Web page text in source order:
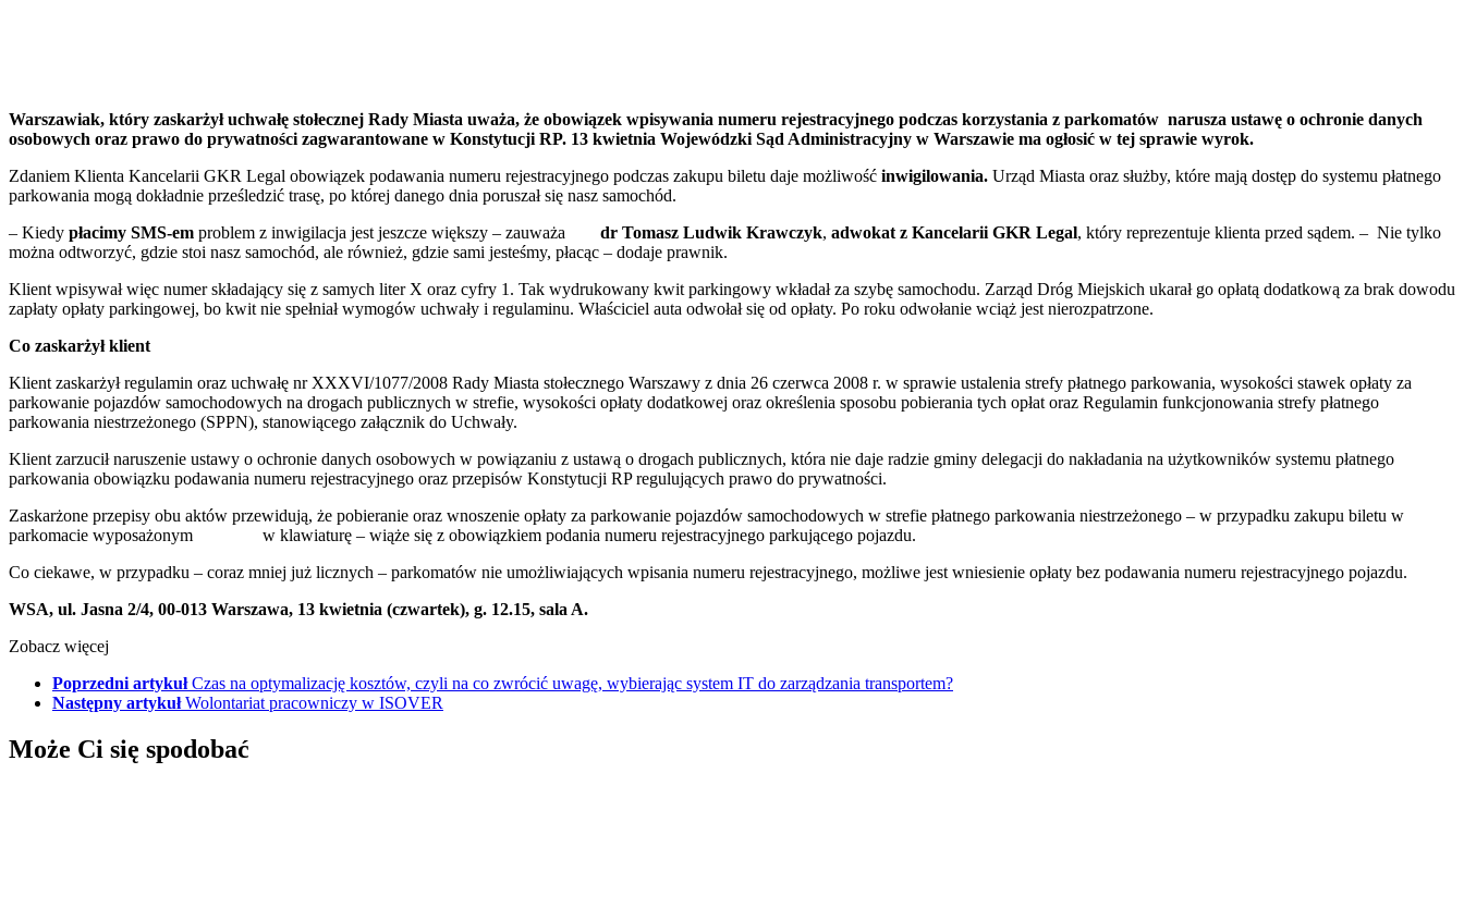
Warszawiak, który zaskarżył uchwałę stołecznej Rady Miasta uważa, że obowiązek wpisywania numeru rejestracyjnego podczas korzystania z parkomatów narusza ustawę o ochronie danych
osobowych oraz prawo do prywatności zagwarantowane w Konstytucji RP. 13 kwietnia Wojewódzki Sąd Administracyjny w Warszawie ma ogłosić w tej sprawie wyrok.
Zdaniem Klienta Kancelarii GKR Legal obowiązek podawania numeru rejestracyjnego podczas zakupu biletu daje możliwość inwigilowania. Urząd Miasta oraz służby, które mają dostęp do systemu płatnego
parkowania mogą dokładnie prześledzić trasę, po której danego dnia poruszał się nasz samochód.
– Kiedy płacimy SMS-em problem z inwigilacja jest jeszcze większy – zauważa dr Tomasz Ludwik Krawczyk, adwokat z Kancelarii GKR Legal, który reprezentuje klienta przed sądem. – Nie tylko
można odtworzyć, gdzie stoi nasz samochód, ale również, gdzie sami jesteśmy, płacąc – dodaje prawnik.
Klient wpisywał więc numer składający się z samych liter X oraz cyfry 1. Tak wydrukowany kwit parkingowy wkładał za szybę samochodu. Zarząd Dróg Miejskich ukarał go opłatą dodatkową za brak dowodu
zapłaty opłaty parkingowej, bo kwit nie spełniał wymogów uchwały i regulaminu. Właściciel auta odwołał się od opłaty. Po roku odwołanie wciąż jest nierozpatrzone.
Co zaskarżył klient
Klient zaskarżył regulamin oraz uchwałę nr XXXVI/1077/2008 Rady Miasta stołecznego Warszawy z dnia 26 czerwca 2008 r. w sprawie ustalenia strefy płatnego parkowania, wysokości stawek opłaty za
parkowanie pojazdów samochodowych na drogach publicznych w strefie, wysokości opłaty dodatkowej oraz określenia sposobu pobierania tych opłat oraz Regulamin funkcjonowania strefy płatnego
parkowania niestrzeżonego (SPPN), stanowiącego załącznik do Uchwały.
Klient zarzucił naruszenie ustawy o ochronie danych osobowych w powiązaniu z ustawą o drogach publicznych, która nie daje radzie gminy delegacji do nakładania na użytkowników systemu płatnego
parkowania obowiązku podawania numeru rejestracyjnego oraz przepisów Konstytucji RP regulujących prawo do prywatności.
Zaskarżone przepisy obu aktów przewidują, że pobieranie oraz wnoszenie opłaty za parkowanie pojazdów samochodowych w strefie płatnego parkowania niestrzeżonego – w przypadku zakupu biletu w
parkomacie wyposażonym w klawiaturę – wiąże się z obowiązkiem podania numeru rejestracyjnego parkującego pojazdu.
Co ciekawe, w przypadku – coraz mniej już licznych – parkomatów nie umożliwiających wpisania numeru rejestracyjnego, możliwe jest wniesienie opłaty bez podawania numeru rejestracyjnego pojazdu.
WSA, ul. Jasna 2/4, 00-013 Warszawa, 13 kwietnia (czwartek), g. 12.15, sala A.
Zobacz więcej
Poprzedni artykuł Czas na optymalizację kosztów, czyli na co zwrócić uwagę, wybierając system IT do zarządzania transportem?
Następny artykuł Wolontariat pracowniczy w ISOVER
Może Ci się spodobać